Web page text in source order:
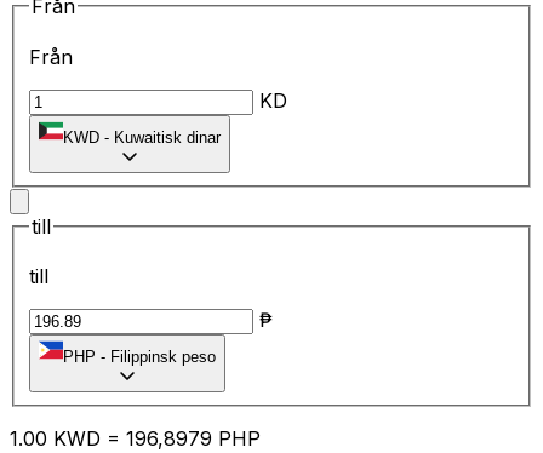
Från
Från
KD
KWD - Kuwaitisk dinar
till
till
₱
PHP - Filippinsk peso
1.00 KWD = 196,8979 PHP